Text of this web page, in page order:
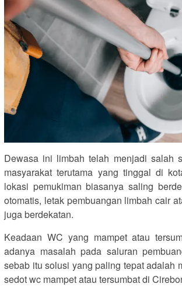
Dewasa ini limbah telah menjadi salah
masyarakat terutama yang tinggal di
lokasi pemukiman biasanya saling
otomatis, letak pembuangan limbah cair
juga berdekatan.
Keadaan WC yang mampet atau
adanya masalah pada saluran
sebab itu solusi yang paling tepat adalah
sedot wc mampet atau tersumbat di